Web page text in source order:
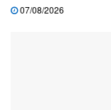
07/08/2026